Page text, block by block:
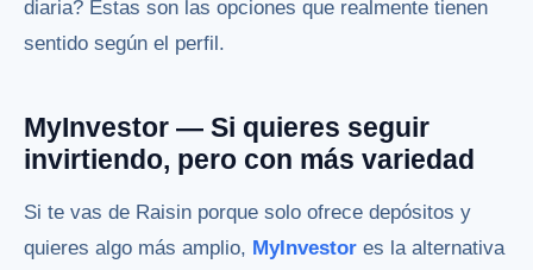
diaria? Estas son las opciones que realmente tienen
sentido según el perfil.
MyInvestor — Si quieres seguir
invirtiendo, pero con más variedad
Si te vas de Raisin porque solo ofrece depósitos y
quieres algo más amplio, MyInvestor es la alternativa